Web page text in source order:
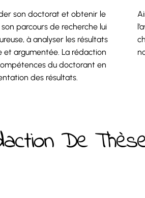
son doctorat et obtenir le
parcours de recherche lui
à analyser les résultats
et argumentée. La rédaction
du doctorant en
des résultats.
De